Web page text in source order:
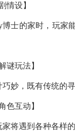
情设】
博士的家时，玩
谜玩法】
妙，既有传统的
色互动】
将遇到各种各样